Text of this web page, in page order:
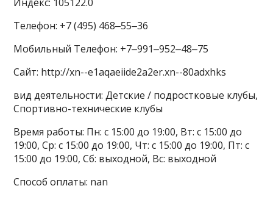
Телефон: +7 (495) 468‒55‒36
Мобильный Телефон: +7‒991‒952‒48‒75
Сайт: http://xn--e1aqaeiide2a2er.xn--80adxhks
вид деятельности: Детские / подростковые клубы,
Спортивно-технические клубы
Время работы: Пн: с 15:00 до 19:00, Вт: с 15:00 до
19:00, Ср: с 15:00 до 19:00, Чт: с 15:00 до 19:00, Пт: с
15:00 до 19:00, Сб: выходной, Вс: выходной
Способ оплаты: nan